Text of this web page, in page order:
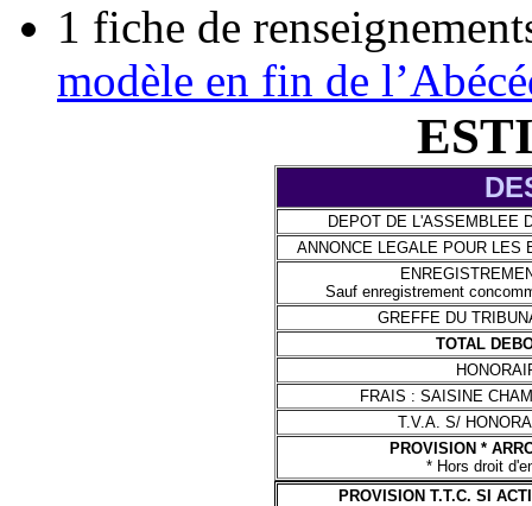
1 fiche de
modèle en fin de
DEPOT DE L'ASSEMBLEE
ANNONCE LEGALE POUR LES
Sauf enregistrement
GREFFE DU
TOTAL
FRAIS : SAISINE
T.V.A. S/
PROVISION *
* Hors droit
PROVISION T.T.C. SI